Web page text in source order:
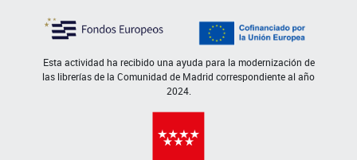
Esta actividad ha recibido una ayuda para la modernización de
las librerías de la Comunidad de Madrid correspondiente al año
2024.